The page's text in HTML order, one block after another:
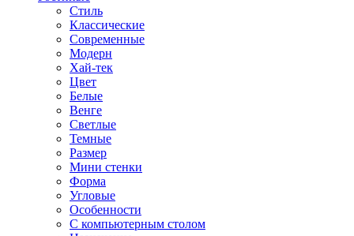
Стиль
Классические
Современные
Модерн
Хай-тек
Цвет
Белые
Венге
Светлые
Темные
Размер
Мини стенки
Форма
Угловые
Особенности
С компьютерным столом